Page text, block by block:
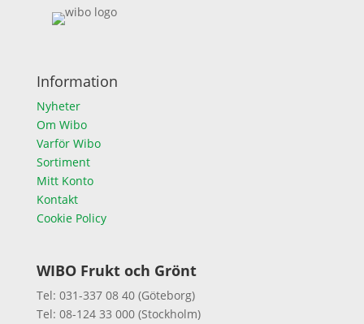
Information
Nyheter
Om Wibo
Varför Wibo
Sortiment
Mitt Konto
Kontakt
Cookie Policy
WIBO Frukt och Grönt
Tel: 031-337 08 40 (Göteborg)
Tel: 08-124 33 000 (Stockholm)